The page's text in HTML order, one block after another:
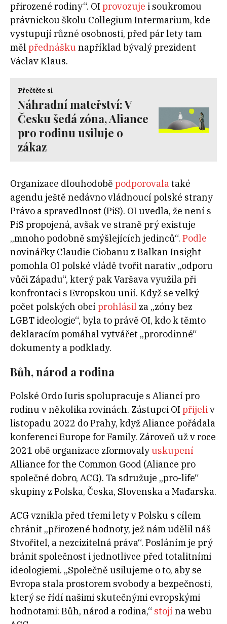
přirozené rodiny“. OI provozuje i soukromou
právnickou školu Collegium Intermarium, kde
vystupují různé osobnosti, před pár lety tam
měl přednášku například bývalý prezident
Václav Klaus.
Přečtěte si
Náhradní mateřství: V
Česku šedá zóna, Aliance
pro rodinu usiluje o
zákaz
Organizace dlouhodobě podporovalataké
agendu ještě nedávno vládnoucí polské strany
Právo a spravedlnost (PiS). OI uvedla, že není s
PiS propojená, avšak ve straně prý existuje
„mnoho podobně smýšlejících jedinců“. Podle
novinářky Claudie Ciobanu z Balkan Insight
pomohla OI polské vládě tvořit narativ „odporu
vůči Západu“, který pak Varšava využila při
konfrontaci s Evropskou unií. Když se velký
počet polských obcí prohlásil za „zóny bez
LGBT ideologie“, byla to právě OI, kdo k těmto
deklaracím pomáhal vytvářet „prorodinné“
dokumenty a podklady.
Bůh, národ a rodina
Polské Ordo Iuris spolupracuje s Aliancí pro
rodinu v několika rovinách. Zástupci OI přijeliv
listopadu 2022 do Prahy, když Aliance pořádala
konferenci Europe for Family. Zároveň už v roce
2021 obě organizace zformovalyuskupení
Alliance for the Common Good (Aliance pro
společné dobro, ACG). Ta sdružuje „pro-life“
skupiny z Polska, Česka, Slovenska a Maďarska.
ACG vznikla před třemi lety v Polsku s cílem
chránit „přirozené hodnoty, jež nám udělil náš
Stvořitel, a nezcizitelná práva“. Posláním je prý
bránit společnost i jednotlivce před totalitními
ideologiemi. „Společně usilujeme o to, aby se
Evropa stala prostorem svobody a bezpečnosti,
který se řídí našimi skutečnými evropskými
hodnotami: Bůh, národ a rodina,“ stojí na webu